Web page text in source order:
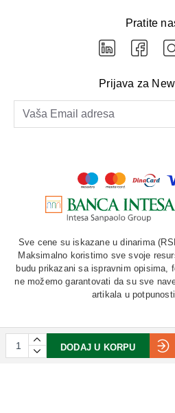
DODAJ U KORPU
Pratite
Prijava za
Sve cene su iskazane u dinarima
Maksimalno koristimo sve svoje
budu prikazani sa ispravnim opisima,
ne možemo garantovati da su sve
artikala u
©2026. AU "LAURUS".